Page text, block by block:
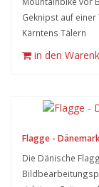
Geknipst auf
Kärntens Tälern
in den
Flagge -
Die Dänische